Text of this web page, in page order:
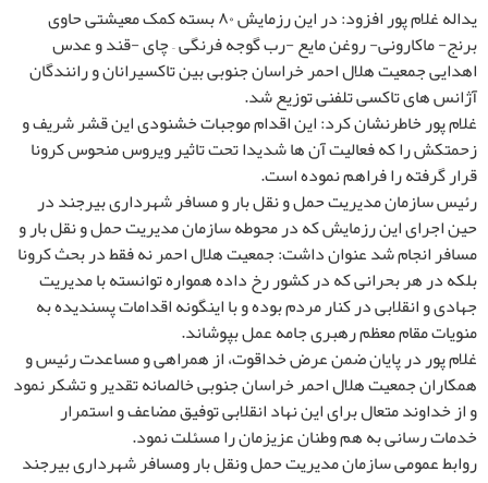
یداله غلام پور افزود: در این رزمایش ۸۰ بسته کمک معیشتی حاوی
برنج- ماکارونی- روغن مایع -رب گوجه فرنگی – چای -قند و عدس
اهدایی جمعیت هلال احمر خراسان جنوبی بین تاکسیرانان و رانندگان
آژانس های تاکسی تلفنی توزیع شد.
غلام پور خاطرنشان کرد: این اقدام موجبات خشنودی این قشر شریف و
زحمتکش را که فعالیت آن ها شدیدا تحت تاثیر ویروس منحوس کرونا
قرار گرفته را فراهم نموده است.
رئیس سازمان مدیریت حمل و نقل بار و مسافر شهرداری بیرجند در
حین اجرای این رزمایش که در محوطه سازمان مدیریت حمل و نقل بار و
مسافر انجام شد عنوان داشت: جمعیت هلال احمر نه فقط در بحث کرونا
بلکه در هر بحرانی که در کشور رخ داده همواره توانسته با مدیریت
جهادی و انقلابی در کنار مردم بوده و با اینگونه اقدامات پسندیده به
منویات مقام معظم رهبری جامه عمل بپوشاند.
غلام پور در پایان ضمن عرض خداقوت، از همراهی و مساعدت رئیس و
همکاران جمعیت هلال احمر خراسان جنوبی خالصانه تقدیر و تشکر نمود
و از خداوند متعال برای این نهاد انقلابی توفیق مضاعف و استمرار
خدمات رسانی به هم وطنان عزیزمان را مسئلت نمود.
روابط عمومی سازمان مدیریت حمل ونقل بار ومسافر شهرداری بیرجند